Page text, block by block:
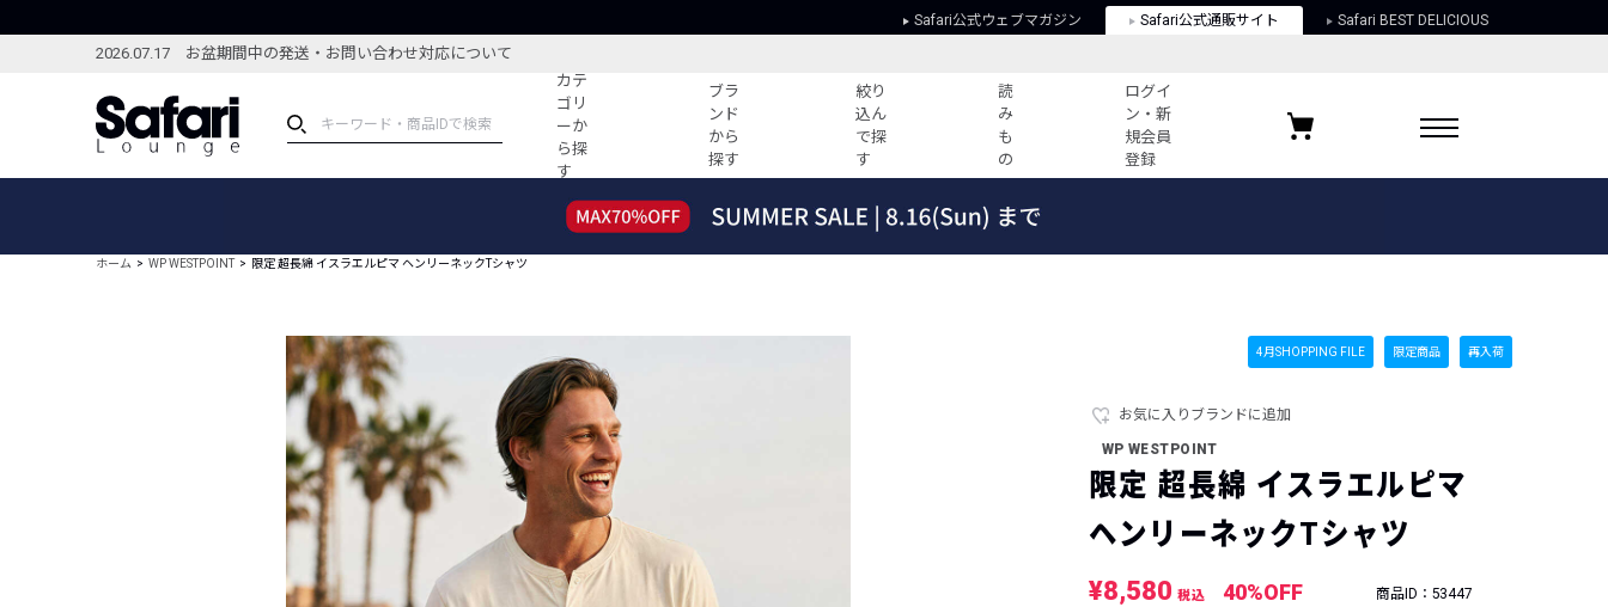
Safari公式ウェブマガジン Safari公式通販サイト Safari BEST DELICIOUS
2026.07.17 お盆期間中の発送・お問い合わせ対応について
カテ
ゴリ
ーか
ら探
す
ブラ
ンド
から
探す
絞り
込ん
で探
す
読
み
も
の
ログイ
ン・新
規会員
登録
ブランドから探す
特集記事
コーディネート
編集部のおすすめコーディネート
すべての記事
ピックアップアイテム
特定商取引に関する法律
お気に入りブランド
ホーム WP WESTPOINT 限定 超長綿 イスラエルピマ ヘンリーネックTシャツ
再入荷
限定商品
4月SHOPPING FILE
お気に入りブランドに追加
WP WESTPOINT
限定 超長綿 イスラエルピマ
ヘンリーネックTシャツ
¥8,580税込 40%OFF 商品ID：53447